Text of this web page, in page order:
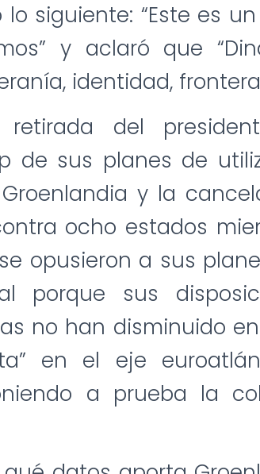
lo siguiente: “Este es
y aclaró que
identidad,
retirada del
de sus planes de
y la
ocho estados
opusieron a sus
porque sus
no han disminuido
en el eje
a prueba la